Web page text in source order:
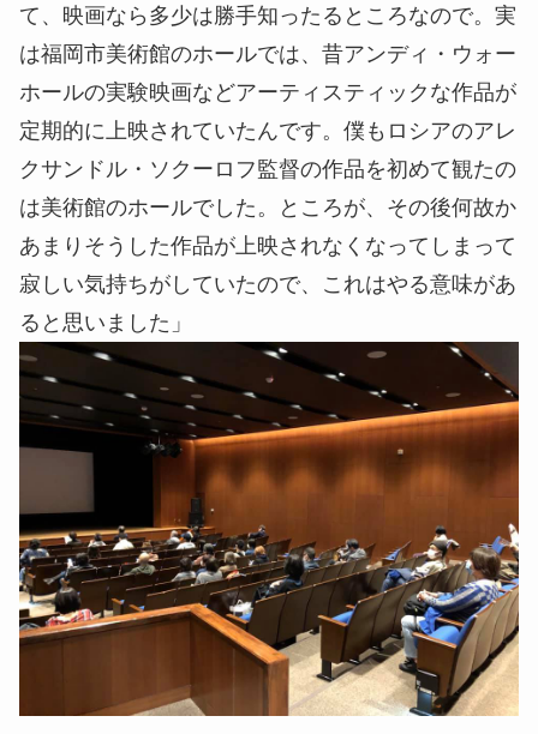
て、映画なら多少は勝手知ったるところなので。実
は福岡市美術館のホールでは、昔アンディ・ウォー
ホールの実験映画などアーティスティックな作品が
定期的に上映されていたんです。僕もロシアのアレ
クサンドル・ソクーロフ監督の作品を初めて観たの
は美術館のホールでした。ところが、その後何故か
あまりそうした作品が上映されなくなってしまって
寂しい気持ちがしていたので、これはやる意味があ
ると思いました」